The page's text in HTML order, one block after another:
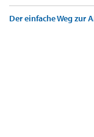
Der einfache Weg zur